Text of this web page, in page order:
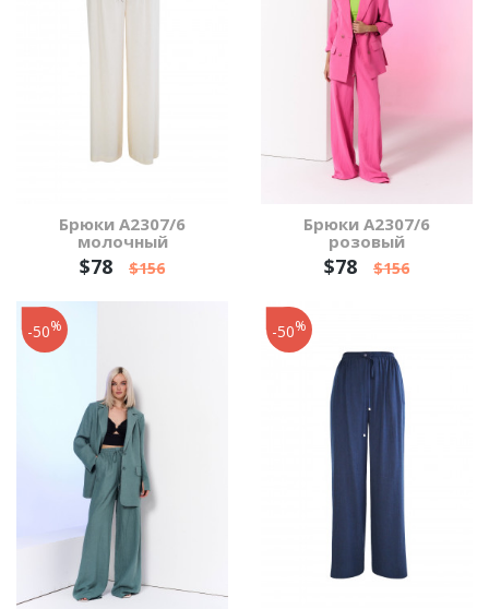
Брюки А2307/6
молочный
$78 $156
Брюки А2307/6
розовый
$78 $156
-50% -50%